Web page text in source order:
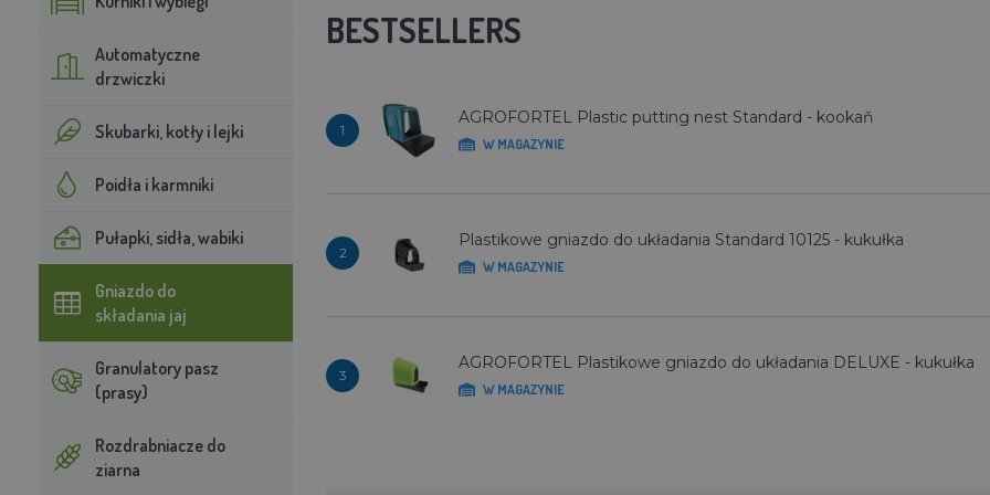
Automatyczne
drzwiczki
Skubarki, kotły i lejki
Poidła i karmniki
Pułapki, sidła, wabiki
Gniazdo do
składania jaj
Granulatory pasz
(prasy)
Rozdrabniacze do
ziarna
BESTSELLERS
1
AGROFORTEL Plastic putting nest Standard - kookaň
W MAGAZYNIE
2
Plastikowe gniazdo do układania Standard 10125 - kukułka
W MAGAZYNIE
3
AGROFORTEL Plastikowe gniazdo do układania DELUXE - kukułka
W MAGAZYNIE